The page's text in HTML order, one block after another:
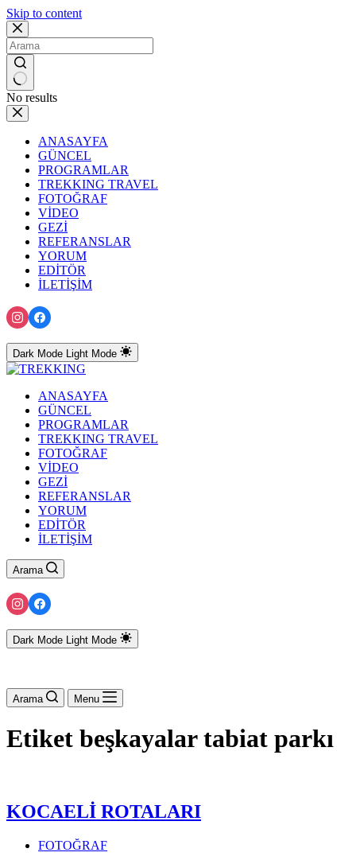
Skip to content
No results
ANASAYFA
GÜNCEL
PROGRAMLAR
TREKKING TRAVEL
FOTOĞRAF
VİDEO
GEZİ
REFERANSLAR
YORUM
EDİTÖR
İLETİŞİM
Dark Mode Light Mode
ANASAYFA
GÜNCEL
PROGRAMLAR
TREKKING TRAVEL
FOTOĞRAF
VİDEO
GEZİ
REFERANSLAR
YORUM
EDİTÖR
İLETİŞİM
Arama
Dark Mode Light Mode
Arama Menu
Etiket beşkayalar tabiat parkı
KOCAELİ ROTALARI
FOTOĞRAF